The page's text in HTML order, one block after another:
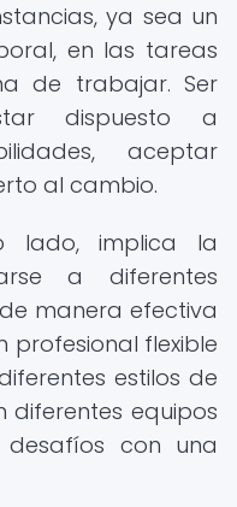
ya sea un
en las tareas
de trabajar. Ser
dispuesto a
aceptar
al cambio.
lado, implica la
a diferentes
manera efectiva
profesional flexible
estilos de
equipos
con una